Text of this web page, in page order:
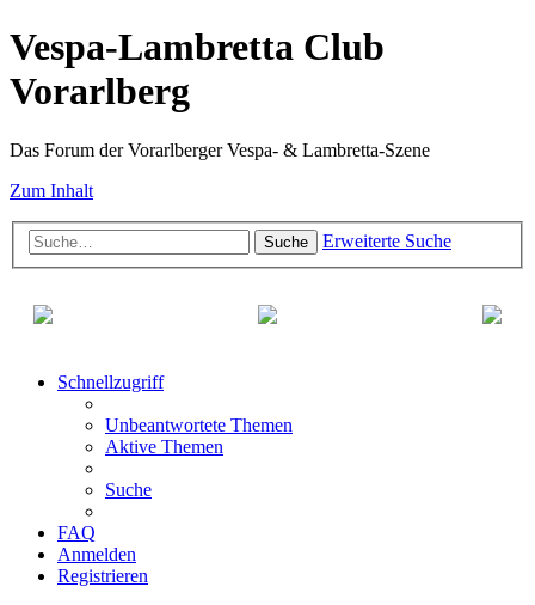
Vespa-Lambretta Club
Vorarlberg
Das Forum der Vorarlberger Vespa- & Lambretta-Szene
Zum Inhalt
Suche Erweiterte Suche
Schnellzugriff
Unbeantwortete Themen
Aktive Themen
Suche
FAQ
Anmelden
Registrieren